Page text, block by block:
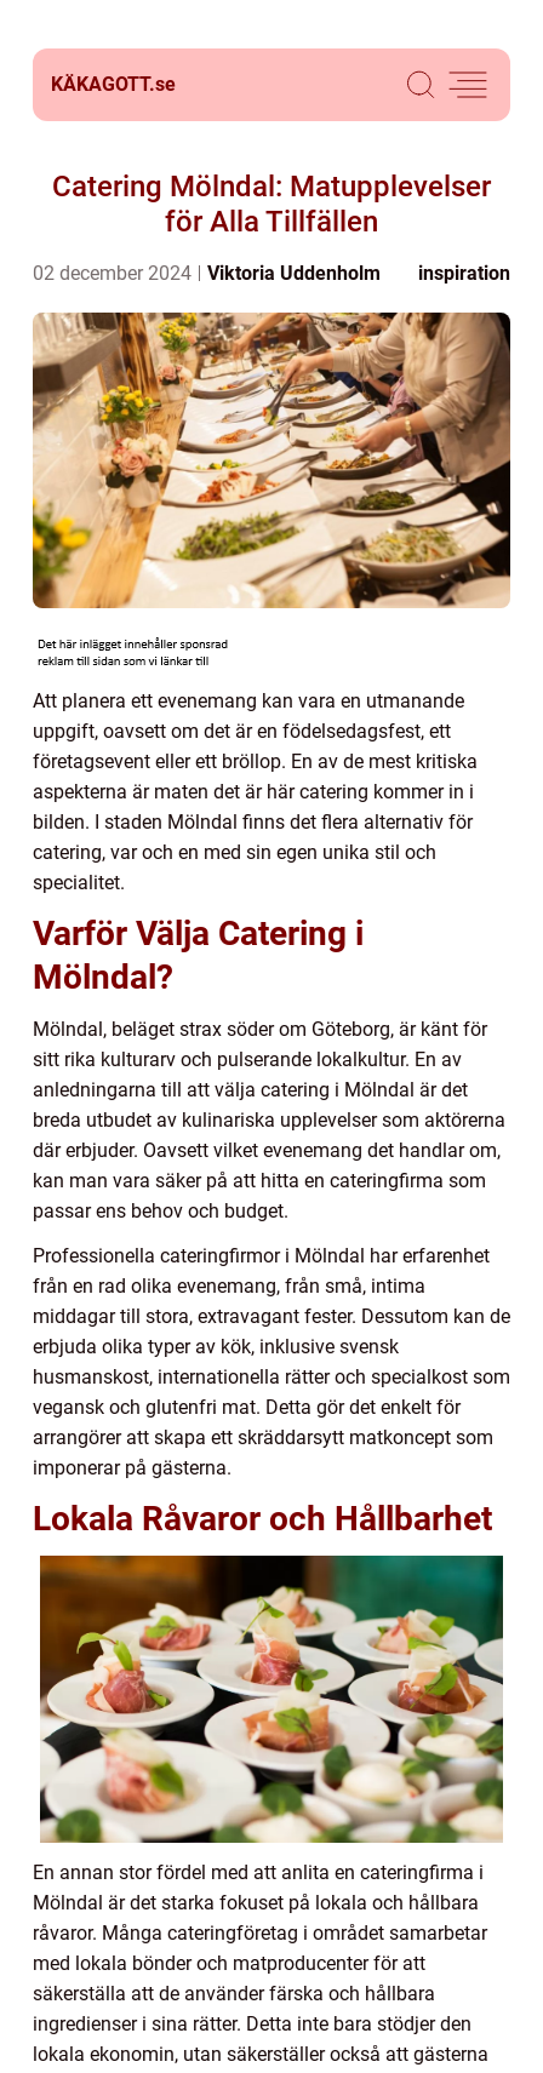
KÄKAGOTT.se
Catering Mölndal: Matupplevelser
för Alla Tillfällen
02 december 2024 Viktoria Uddenholm inspiration
Att planera ett evenemang kan vara en utmanande
uppgift, oavsett om det är en födelsedagsfest, ett
företagsevent eller ett bröllop. En av de mest kritiska
aspekterna är maten det är här catering kommer in i
bilden. I staden Mölndal finns det flera alternativ för
catering, var och en med sin egen unika stil och
specialitet.
Varför Välja Catering i
Mölndal?
Mölndal, beläget strax söder om Göteborg, är känt för
sitt rika kulturarv och pulserande lokalkultur. En av
anledningarna till att välja catering i Mölndal är det
breda utbudet av kulinariska upplevelser som aktörerna
där erbjuder. Oavsett vilket evenemang det handlar om,
kan man vara säker på att hitta en cateringfirma som
passar ens behov och budget.
Professionella cateringfirmor i Mölndal har erfarenhet
från en rad olika evenemang, från små, intima
middagar till stora, extravagant fester. Dessutom kan de
erbjuda olika typer av kök, inklusive svensk
husmanskost, internationella rätter och specialkost som
vegansk och glutenfri mat. Detta gör det enkelt för
arrangörer att skapa ett skräddarsytt matkoncept som
imponerar på gästerna.
Lokala Råvaror och Hållbarhet
En annan stor fördel med att anlita en cateringfirma i
Mölndal är det starka fokuset på lokala och hållbara
råvaror. Många cateringföretag i området samarbetar
med lokala bönder och matproducenter för att
säkerställa att de använder färska och hållbara
ingredienser i sina rätter. Detta inte bara stödjer den
lokala ekonomin, utan säkerställer också att gästerna